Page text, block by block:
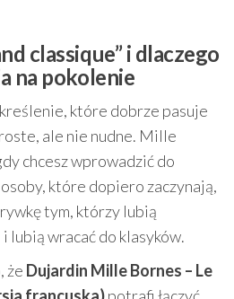
classique” i dlaczego
na pokolenie
które dobrze pasuje
ale nie nudne. Mille
chcesz wprowadzić do
które dopiero zaczynają,
tym, którzy lubią
lubią wracać do klasyków.
że Dujardin Mille Bornes – Le